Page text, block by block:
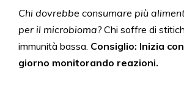
Chi dovrebbe consumare più
per il microbioma?Chi soffre di
immunità bassa. Consiglio: Inizia
giorno monitorando reazioni.